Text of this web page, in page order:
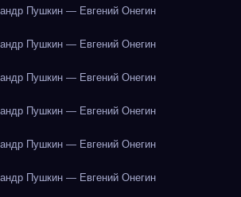
Пушкин — Евгений Онегин
Пушкин — Евгений Онегин
Пушкин — Евгений Онегин
Пушкин — Евгений Онегин
Пушкин — Евгений Онегин
Пушкин — Евгений Онегин